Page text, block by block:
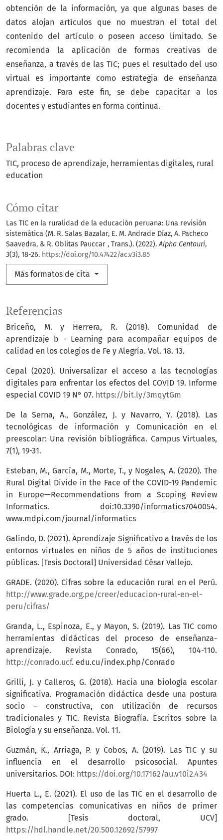
Palabras clave
TIC proceso de aprendizaje herramientas digitales rural
education
Cómo citar
Las TIC en la ruralidad de la educación peruana: Una revisión
sistemática (M. R. Salas Bazalar, E. M. Andrade Díaz, A. Pacheco
Saavedra, & R. Oblitas Pauccar , Trans.). (2022).Alpha Centauri,
3(3), 18-26. https://doi.org/10.47422/ac.v3i3.85
Más formatos de cita
obtención de la información, ya que algunas bases de
datos alojan artículos que no muestran el total del
contenido del artículo o poseen acceso limitado. Se
recomienda la aplicación de formas creativas de
enseñanza, a través de las TIC; pues el resultado del uso
virtual es importante como estrategia de enseñanza
aprendizaje. Para este fin, se debe capacitar a los
docentes y estudiantes en forma continua.
Referencias
Briceño, M. y Herrera, R. (2018). Comunidad de
aprendizaje b - Learning para acompañar equipos de
calidad en los colegios de Fe y Alegría. Vol. 18. 13.
Cepal (2020). Universalizar el acceso a las tecnologías
digitales para enfrentar los efectos del COVID 19. Informe
especial COVID 19 N° 07. https://bit.ly/3mqytGm
De la Serna, A., González, J. y Navarro, Y. (2018). Las
tecnológicas de información y Comunicación en el
preescolar: Una revisión bibliográfica. Campus Virtuales,
7(1), 19-31.
Esteban, M., García, M., Morte, T., y Nogales, A. (2020). The
Rural Digital Divide in the Face of the COVID-19 Pandemic
in Europe—Recommendations from a Scoping Review
Informatics. doi:10.3390/informatics7040054.
www.mdpi.com/journal/informatics
Galindo, D. (2021). Aprendizaje Significativo a través de los
entornos virtuales en niños de 5 años de instituciones
públicas. [Tesis Doctoral] Universidad César Vallejo.
GRADE. (2020). Cifras sobre la educación rural en el Perú.
http://www.grade.org.pe/creer/educacion-rural-en-el-
peru/cifras/
Granda, L., Espinoza, E., y Mayon, S. (2019). Las TIC como
herramientas didácticas del proceso de enseñanza-
aprendizaje. Revista Conrado, 15(66), 104-110.
http://conrado.ucf. edu.cu/index.php/Conrado
Grilli, J. y Calleros, G. (2018). Hacia una biología escolar
significativa. Programación didáctica desde una postura
socio – constructiva, con utilización de recursos
tradicionales y TIC. Revista Biografía. Escritos sobre la
Biología y su enseñanza. Vol. 11.
Guzmán, K., Arriaga, P. y Cobos, A. (2019). Las TIC y su
influencia en el desarrollo psicosocial. Apuntes
universitarios. DOI: https://doi.org/10.17162/au.v10i2.434
Huerta L., E. (2021). El uso de las TIC en el desarrollo de
las competencias comunicativas en niños de primer
grado. [Tesis doctoral, UCV]
https://hdl.handle.net/20.500.12692/57997